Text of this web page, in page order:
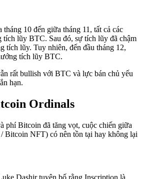
10 đến giữa tháng 11, tất cả các
tích lũy BTC. Sau đó, sự tích lũy đã chậm
tích lũy. Tuy nhiên, đến đầu tháng 12,
tích lũy BTC.
rất bullish với BTC và lực bán chủ yếu
hạn.
Ordinals
phí Bitcoin đã tăng vọt, cuộc chiến giữa
Bitcoin NFT) có nên tồn tại hay không lại
Dashjr tuyên bố rằng Inscription là